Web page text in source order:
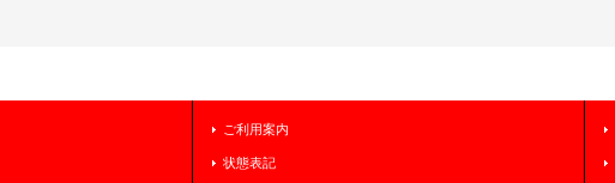
ご利用案内
状態表記